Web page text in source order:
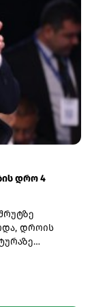
ხოლო
გაეცანით
დრო 4
დროის